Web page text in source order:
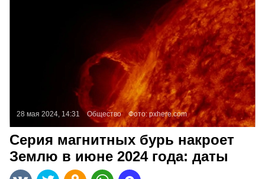
28 мая 2024, 14:31 Общество Фото: pxhere.com
Серия магнитных бурь накроет
Землю в июне 2024 года: даты